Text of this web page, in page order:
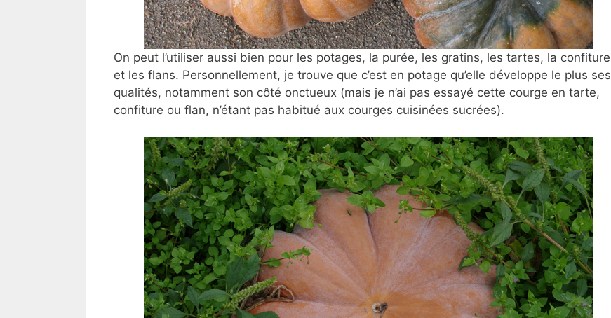
On peut l’utiliser aussi bien pour les potages, la purée, les gratins, les tartes, la confiture
et les flans. Personnellement, je trouve que c’est en potage qu’elle développe le plus ses
qualités, notamment son côté onctueux (mais je n’ai pas essayé cette courge en tarte,
confiture ou flan, n’étant pas habitué aux courges cuisinées sucrées).